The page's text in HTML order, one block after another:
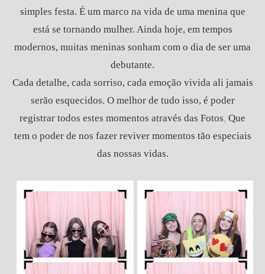
simples festa. É um marco na vida de uma menina que
está se tornando mulher. Ainda hoje, em tempos
modernos, muitas meninas sonham com o dia de ser uma
debutante.
Cada detalhe, cada sorriso, cada emoção vivida ali jamais
serão esquecidos. O melhor de tudo isso, é poder
registrar todos estes momentos através das Fotos. Que
tem o poder de nos fazer reviver momentos tão especiais
das nossas vidas.